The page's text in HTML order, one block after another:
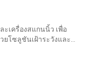
รื่องสแกนนิ้ว เพื่อ
ยโซลูชันเฝ้าระวังและ